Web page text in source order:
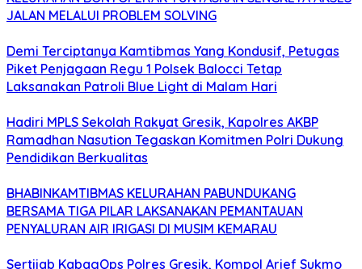
JALAN MELALUI PROBLEM SOLVING
Demi Terciptanya Kamtibmas Yang Kondusif, Petugas
Piket Penjagaan Regu 1 Polsek Balocci Tetap
Laksanakan Patroli Blue Light di Malam Hari
Hadiri MPLS Sekolah Rakyat Gresik, Kapolres AKBP
Ramadhan Nasution Tegaskan Komitmen Polri Dukung
Pendidikan Berkualitas
BHABINKAMTIBMAS KELURAHAN PABUNDUKANG
BERSAMA TIGA PILAR LAKSANAKAN PEMANTAUAN
PENYALURAN AIR IRIGASI DI MUSIM KEMARAU
Sertijab KabagOps Polres Gresik, Kompol Arief Sukmo